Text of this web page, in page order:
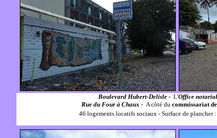
Boulevard Hubert-Delisle - L'Office
Rue du Four à Chaux - A côté ducommissariat
46 logements locatifs sociaux - Surface de plancher